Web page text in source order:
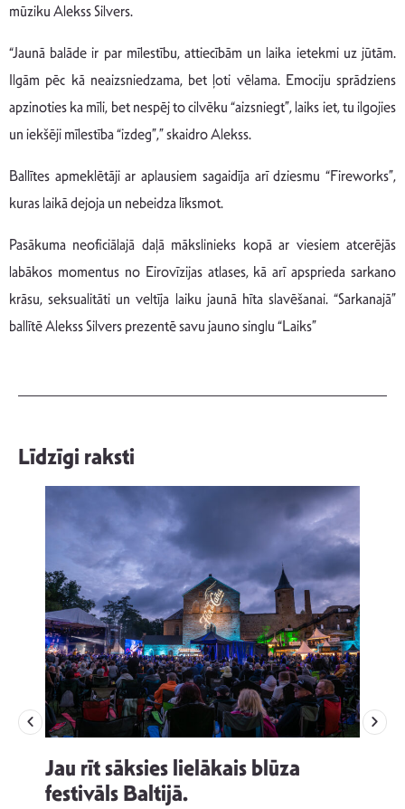
mūziku Alekss Silvers.
“Jaunā balāde ir par mīlestību, attiecībām un laika ietekmi uz jūtām.
Ilgām pēc kā neaizsniedzama, bet ļoti vēlama. Emociju sprādziens
apzinoties ka mīli, bet nespēj to cilvēku “aizsniegt”, laiks iet, tu ilgojies
un iekšēji mīlestība “izdeg”,” skaidro Alekss.
Ballītes apmeklētāji ar aplausiem sagaidīja arī dziesmu “Fireworks”,
kuras laikā dejoja un nebeidza līksmot.
Pasākuma neoficiālajā daļā mākslinieks kopā ar viesiem atcerējās
labākos momentus no Eirovīzijas atlases, kā arī apsprieda sarkano
krāsu, seksualitāti un veltīja laiku jaunā hīta slavēšanai. “Sarkanajā”
ballītē Alekss Silvers prezentē savu jauno singlu “Laiks”
Līdzīgi raksti
Jau rīt sāksies lielākais blūza
festivāls Baltijā.